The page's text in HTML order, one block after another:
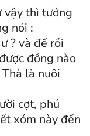
vậy thì tưởng
nói :
? và để rồi
đồng nào
là nuôi
cợt, phú
xóm này đến